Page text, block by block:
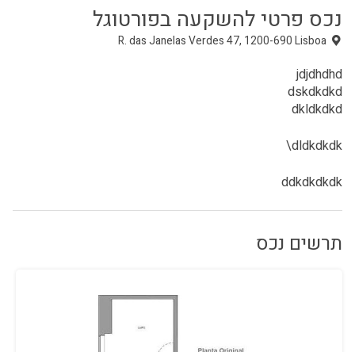
jdjdhdhd
dskdkdkd
dkldkdkd
dldkdkdk\
ddkdkdkdk
תרשים נכס